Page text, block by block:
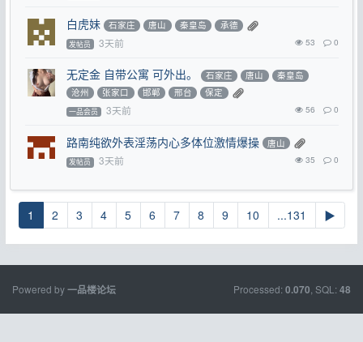
白虎妹 石家庄 唐山 秦皇岛 承德
发帖员 3天前 53 0
无定金 自带公寓 可外出。 石家庄 唐山
秦皇岛
沧州
张家口 邯郸 邢台 保定
一品会员 3天前 56 0
路南纯欲外表淫荡内心多体位激情爆操 唐山
发帖员 3天前 35 0
1 2 3 4 5 6 7 8 9 10 ...131 ▶
Powered by一品楼论坛 Processed: 0.070 , SQL: 48